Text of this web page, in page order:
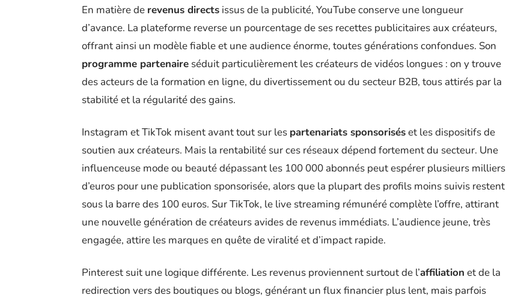
En matière de revenus directs issus de la publicité, YouTube conserve une longueur
d’avance. La plateforme reverse un pourcentage de ses recettes publicitaires aux créateurs,
offrant ainsi un modèle fiable et une audience énorme, toutes générations confondues. Son
programme partenaire séduit particulièrement les créateurs de vidéos longues : on y trouve
des acteurs de la formation en ligne, du divertissement ou du secteur B2B, tous attirés par la
stabilité et la régularité des gains.
Instagram et TikTok misent avant tout sur les partenariats sponsoriséset les dispositifs de
soutien aux créateurs. Mais la rentabilité sur ces réseaux dépend fortement du secteur. Une
influenceuse mode ou beauté dépassant les 100 000 abonnés peut espérer plusieurs milliers
d’euros pour une publication sponsorisée, alors que la plupart des profils moins suivis restent
sous la barre des 100 euros. Sur TikTok, le live streaming rémunéré complète l’offre, attirant
une nouvelle génération de créateurs avides de revenus immédiats. L’audience jeune, très
engagée, attire les marques en quête de viralité et d’impact rapide.
Pinterest suit une logique différente. Les revenus proviennent surtout de l’affiliation et de la
redirection vers des boutiques ou blogs, générant un flux financier plus lent, mais parfois